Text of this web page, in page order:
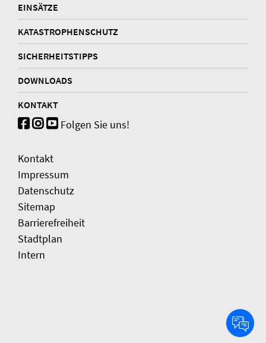
EINSÄTZE
KATASTROPHENSCHUTZ
SICHERHEITSTIPPS
DOWNLOADS
KONTAKT
Folgen Sie uns!
Kontakt
Impressum
Datenschutz
Sitemap
Barrierefreiheit
Stadtplan
Intern